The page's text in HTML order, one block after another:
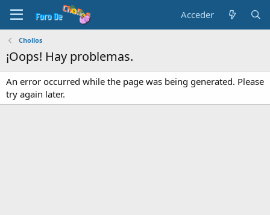
Acceder
Chollos
¡Oops! Hay problemas.
An error occurred while the page was being generated. Please
try again later.